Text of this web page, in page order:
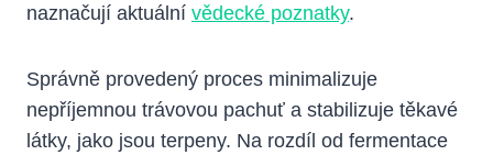
naznačují aktuální vědecké poznatky.
Správně provedený proces minimalizuje
nepříjemnou trávovou pachuť a stabilizuje těkavé
látky, jako jsou terpeny. Na rozdíl od fermentace